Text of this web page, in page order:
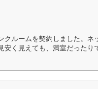
クルームを契約しました。ネ
く見えても、満室だったり